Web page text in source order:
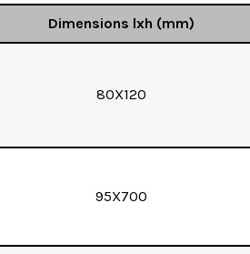
Dimensions lxh (mm)
80X120
95X700